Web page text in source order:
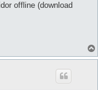
offline (download